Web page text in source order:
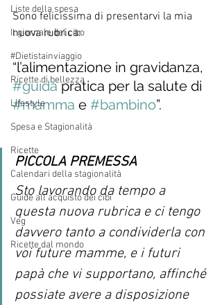
Liste della spesa
Il giornale del cibo
#Dietistainviaggio
Ricette di bellezza
Lifestyle
Spesa e Stagionalità
Ricette
Calendari della stagionalità
Guide all'acquisto dei cibi
Veg
Ricette dal mondo
Sono felicissima di presentarvi la mia
nuova rubrica:
“l’alimentazione in gravidanza,
#guida pratica per la salute di
#mamma e #bambino”.
PICCOLA PREMESSA
Sto lavorando da tempo a
questa nuova rubrica e ci tengo
davvero tanto a condividerla con
voi future mamme, e i futuri
papà che vi supportano, affinché
possiate avere a disposizione